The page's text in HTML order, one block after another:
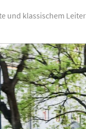
und klassischem